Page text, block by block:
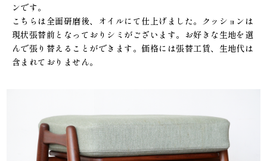
ンです。
こちらは全面研磨後、オイルにて仕上げました。クッションは
現状張替前となっておりシミがございます。お好きな生地を選
んで張り替えることができます。価格には張替工賃、生地代は
含まれておりません。